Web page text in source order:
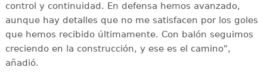
control y continuidad. En defensa hemos avanzado,
aunque hay detalles que no me satisfacen por los goles
que hemos recibido últimamente. Con balón seguimos
creciendo en la construcción, y ese es el camino",
añadió.